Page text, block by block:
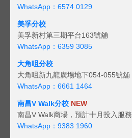
WhatsApp：6574 0129
美孚分校
美孚新村第三期平台163號舖
WhatsApp：6359 3085
大角咀分校
大角咀新九龍廣場地下054-055號舖
WhatsApp：6661 1464
南昌V Walk分校 NEW
南昌V Walk商場，預計十月投入服務
WhatsApp：9383 1960